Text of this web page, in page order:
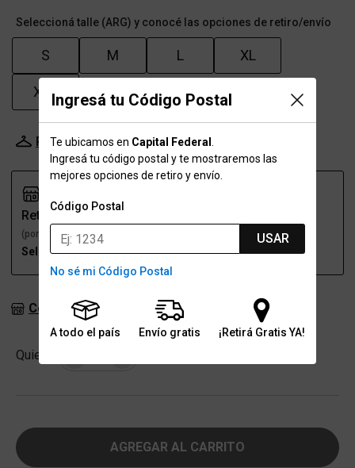
Ingresá tu Código Postal
Te ubicamos en Capital Federal
Ingresá tu código postal y te mostraremos las
mejores opciones de retiro y envío.
Código Postal
USAR
No sé mi Código Postal
A todo el país Envío gratis ¡Retirá Gratis YA!
Seleccioná talle (ARG) y conocé las opciones de retiro/envío
S M L XL
XXL
Probador Virtual Tabla de talles
Retiro
(por una sucursal)
Seleccioná talle Seleccioná talle
Consultar stock en sucursales
Quiero
AGREGAR AL CARRITO